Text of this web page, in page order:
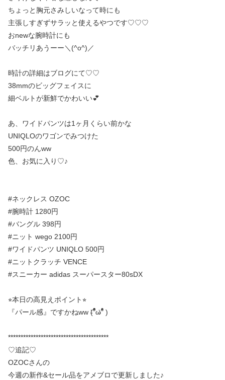
ちょっと胸元さみしいなって時にも
主張しすぎずサラッと使えるやつです♡♡♡
おnewな腕時計にも
バッチリあうーー＼(^o^)／
時計の詳細はブログにて♡♡
38mmのビッグフェイスに
細ベルトが新鮮でかわいい💕
あ、ワイドパンツは1ヶ月くらい前かな
UNIQLOのワゴンでみつけた
500円のんww
色、お気に入り♡♪
#ネックレス OZOC
#腕時計 1280円
#バングル 398円
#ニット wego 2100円
#ワイドパンツ UNIQLO 500円
#ニットクラッチ VENCE
#スニーカー adidas スーパースター80sDX
⭐︎本日の高見えポイント⭐︎
『パール感』ですかねww (ؓؒؒؑؑؖؔؓؒؐؐ⁼̴̀ωؘؙؖؕؔؓؒؑؐؕ⁼̴̀ )
****************************************
♡追記♡
OZOCさんの
今週の新作&セール品をアメブロで更新しました♪